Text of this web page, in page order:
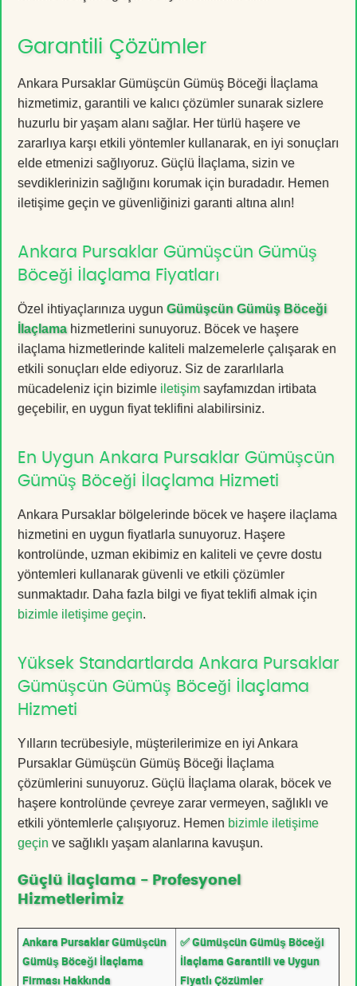
Garantili Çözümler
Ankara Pursaklar Gümüşcün Gümüş Böceği İlaçlama
hizmetimiz, garantili ve kalıcı çözümler sunarak sizlere
huzurlu bir yaşam alanı sağlar. Her türlü haşere ve
zararlıya karşı etkili yöntemler kullanarak, en iyi sonuçları
elde etmenizi sağlıyoruz. Güçlü İlaçlama, sizin ve
sevdiklerinizin sağlığını korumak için buradadır. Hemen
iletişime geçin ve güvenliğinizi garanti altına alın!
Ankara Pursaklar Gümüşcün Gümüş
Böceği İlaçlama Fiyatları
Özel ihtiyaçlarınıza uygun Gümüşcün Gümüş Böceği
İlaçlamahizmetlerini sunuyoruz. Böcek ve haşere
ilaçlama hizmetlerinde kaliteli malzemelerle çalışarak en
etkili sonuçları elde ediyoruz. Siz de zararlılarla
mücadeleniz için bizimle iletişim sayfamızdan irtibata
geçebilir, en uygun fiyat teklifini alabilirsiniz.
En Uygun Ankara Pursaklar Gümüşcün
Gümüş Böceği İlaçlama Hizmeti
Ankara Pursaklar bölgelerinde böcek ve haşere ilaçlama
hizmetini en uygun fiyatlarla sunuyoruz. Haşere
kontrolünde, uzman ekibimiz en kaliteli ve çevre dostu
yöntemleri kullanarak güvenli ve etkili çözümler
sunmaktadır. Daha fazla bilgi ve fiyat teklifi almak için
bizimle iletişime geçin.
Yüksek Standartlarda Ankara Pursaklar
Gümüşcün Gümüş Böceği İlaçlama
Hizmeti
Yılların tecrübesiyle, müşterilerimize en iyi Ankara
Pursaklar Gümüşcün Gümüş Böceği İlaçlama
çözümlerini sunuyoruz. Güçlü İlaçlama olarak, böcek ve
haşere kontrolünde çevreye zarar vermeyen, sağlıklı ve
etkili yöntemlerle çalışıyoruz. Hemen bizimle iletişime
geçin ve sağlıklı yaşam alanlarına kavuşun.
Güçlü İlaçlama - Profesyonel
Hizmetlerimiz
Ankara Pursaklar Gümüşcün
Gümüş Böceği İlaçlama
Firması Hakkında
✅ Gümüşcün Gümüş Böceği
İlaçlama Garantili ve Uygun
Fiyatlı Çözümler